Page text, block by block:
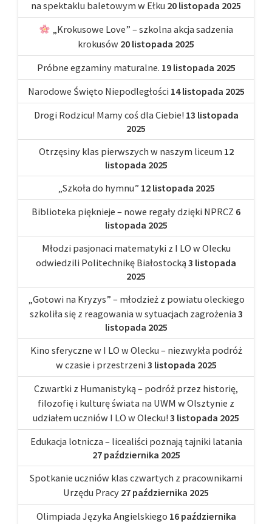
na spektaklu baletowym w Ełku 20 listopada 2025
„Krokusowe Love” – szkolna akcja sadzenia
krokusów 20 listopada 2025
Próbne egzaminy maturalne. 19 listopada 2025
Narodowe Święto Niepodległości 14 listopada 2025
Drogi Rodzicu! Mamy coś dla Ciebie! 13 listopada
2025
Otrzęsiny klas pierwszych w naszym liceum 12
listopada 2025
„Szkoła do hymnu” 12 listopada 2025
Biblioteka pięknieje – nowe regały dzięki NPRCZ 6
listopada 2025
Młodzi pasjonaci matematyki z I LO w Olecku
odwiedzili Politechnikę Białostocką 3 listopada
2025
„Gotowi na Kryzys” – młodzież z powiatu oleckiego
szkoliła się z reagowania w sytuacjach zagrożenia 3
listopada 2025
Kino sferyczne w I LO w Olecku – niezwykła podróż
w czasie i przestrzeni 3 listopada 2025
Czwartki z Humanistyką – podróż przez historię,
filozofię i kulturę świata na UWM w Olsztynie z
udziałem uczniów I LO w Olecku! 3 listopada 2025
Edukacja lotnicza – licealiści poznają tajniki latania
27 października 2025
Spotkanie uczniów klas czwartych z pracownikami
Urzędu Pracy 27 października 2025
Olimpiada Języka Angielskiego 16 października